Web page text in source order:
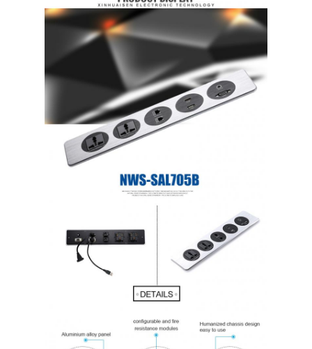
Tentang kita
Wisata pabrik
Kontrol kualitas
Hubungi kami
bicara sekarang
sistem konferensi
Angkat Monitor Lcd